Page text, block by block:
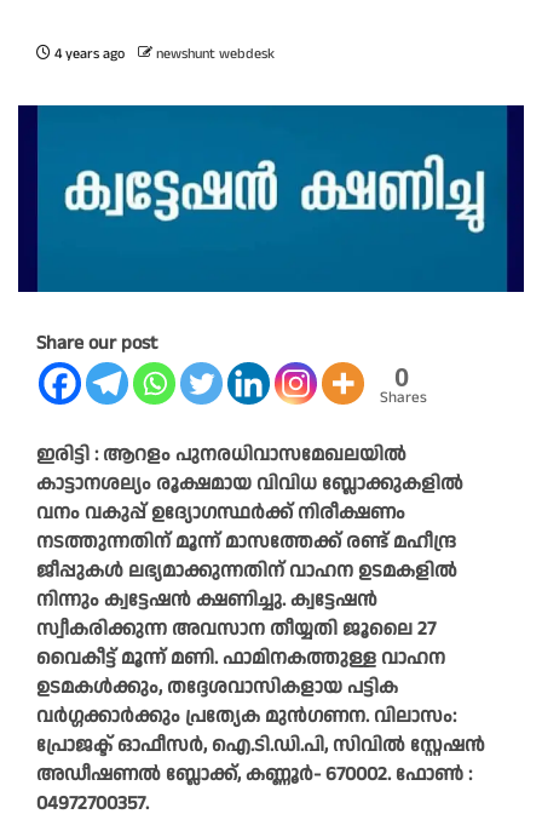
4 years ago newshunt webdesk
Share our post
0
Shares
ഇരിട്ടി : ആറളം പുനരധിവാസമേഖലയിൽ
കാട്ടാനശല്യം രൂക്ഷമായ വിവിധ ബ്ലോക്കുകളിൽ
വനം വകുപ്പ് ഉദ്യോഗസ്ഥർക്ക് നിരീക്ഷണം
നടത്തുന്നതിന് മൂന്ന് മാസത്തേക്ക് രണ്ട് മഹീന്ദ്ര
ജീപ്പുകൾ ലഭ്യമാക്കുന്നതിന് വാഹന ഉടമകളിൽ
നിന്നും ക്വട്ടേഷൻ ക്ഷണിച്ചു. ക്വട്ടേഷൻ
സ്വീകരിക്കുന്ന അവസാന തീയ്യതി ജൂലൈ 27
വൈകീട്ട് മൂന്ന് മണി. ഫാമിനകത്തുള്ള വാഹന
ഉടമകൾക്കും, തദ്ദേശവാസികളായ പട്ടിക
വർഗ്ഗക്കാർക്കും പ്രത്യേക മുൻഗണന. വിലാസം:
പ്രോജക്ട് ഓഫീസർ, ഐ.ടി.ഡി.പി, സിവിൽ സ്റ്റേഷൻ
അഡീഷണൽ ബ്ലോക്ക്, കണ്ണൂർ- 670002. ഫോൺ :
04972700357.